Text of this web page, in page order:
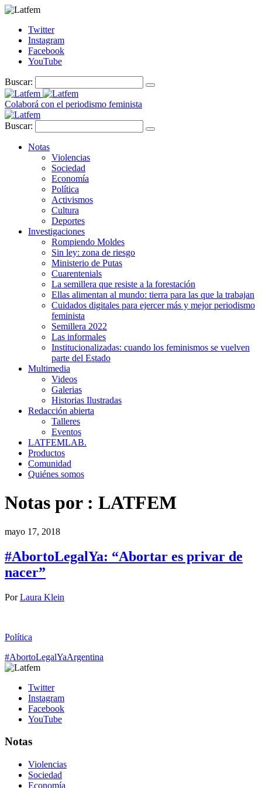
Twitter
Instagram
Facebook
YouTube
Buscar:
Colaborá con el periodismo feminista
Buscar:
Notas
Violencias
Sociedad
Economía
Política
Activismos
Cultura
Deportes
Investigaciones
Rompiendo Moldes
Sin ley: zona de riesgo
Ministerio de Putas
Cuarentenials
La semillera que resiste a la forestación
Ellas alimentan al mundo: tierra para las que la trabajan
Cuidados digitales para ejercer más y mejor periodismo
feminista
Semillera 2022
Las informales
Institucionalizadas: cuando los feminismos se vuelven
parte del Estado
Multimedia
Videos
Galerias
Historias Ilustradas
Redacción abierta
Talleres
Eventos
LATFEMLAB.
Productos
Comunidad
Quiénes somos
Notas por : LATFEM
mayo 17, 2018
#AbortoLegalYa: “Abortar es privar de
nacer”
PorLaura Klein
Política
#AbortoLegalYaArgentina
Twitter
Instagram
Facebook
YouTube
Notas
Violencias
Sociedad
Economía